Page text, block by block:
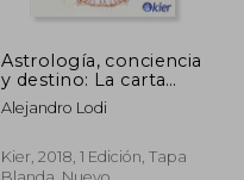
Astrología, conciencia
y destino: La carta
natal y el despliegue
del alma
Alejandro Lodi
Kier, 2018, 1 Edición, Tapa